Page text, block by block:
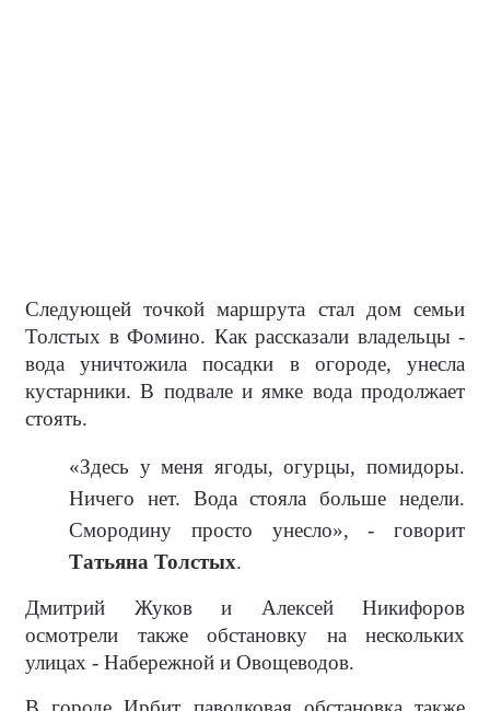
Следующей точкой маршрута стал дом семьи
Толстых в Фомино. Как рассказали владельцы -
вода уничтожила посадки в огороде, унесла
кустарники. В подвале и ямке вода продолжает
стоять.
«Здесь у меня ягоды, огурцы, помидоры.
Ничего нет. Вода стояла больше недели.
Смородину просто унесло», - говорит
Татьяна Толстых.
Дмитрий Жуков и Алексей Никифоров
осмотрели также обстановку на нескольких
улицах - Набережной и Овощеводов.